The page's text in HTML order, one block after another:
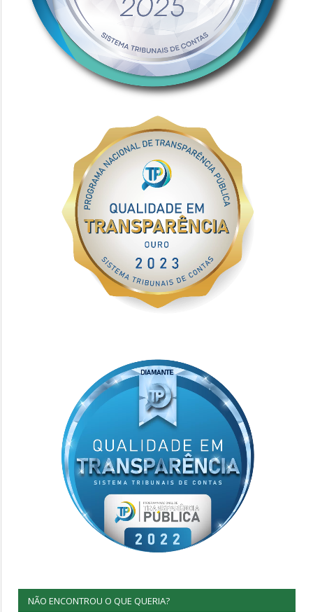
NÃO ENCONTROU O QUE QUERIA?